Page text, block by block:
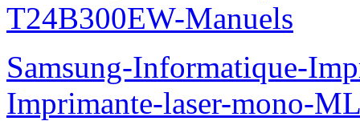
T24B300EW-Manuels
Samsung-Informatique-
Imprimante-laser-mono-